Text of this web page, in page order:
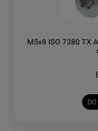
M5x8 ISO 7380 TX